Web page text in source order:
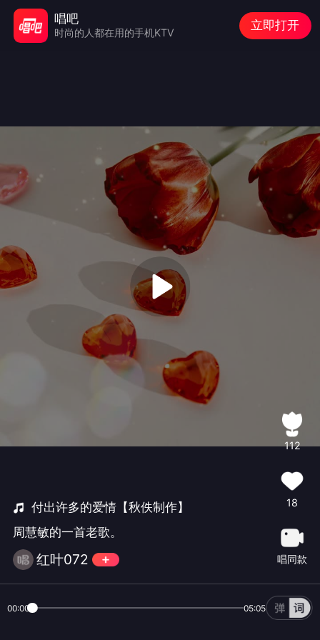
付出许多的爱情【秋佚制作】
周慧敏的一首老歌。
红叶072
112
18
唱同款
00:00 05:05
唱吧
时尚的人都在用的手机KTV
立即打开